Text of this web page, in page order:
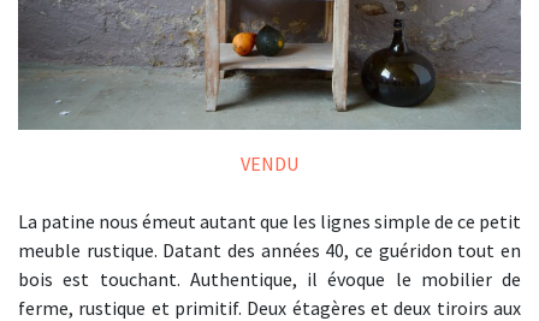
VENDU
La patine nous émeut autant que les lignes simple de ce petit
meuble rustique. Datant des années 40, ce guéridon tout en
bois est touchant. Authentique, il évoque le mobilier de
ferme, rustique et primitif. Deux étagères et deux tiroirs aux